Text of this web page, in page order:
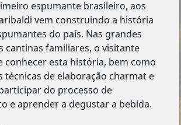
espumante brasileiro, aos
vem construindo a história
do país. Nas grandes
cantinas familiares, o visitante
conhecer esta história, bem como
técnicas de elaboração charmat e
do processo de
e aprender a degustar a bebida.